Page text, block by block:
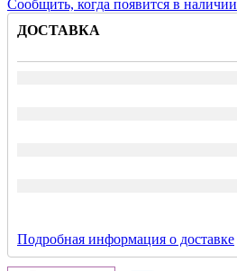
Сообщить, когда появится в наличии
ДОСТАВКА
Подробная информация о доставке